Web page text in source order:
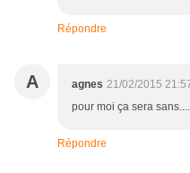
Répondre
A agnes 21/02/2015
pour moi ça sera
Répondre